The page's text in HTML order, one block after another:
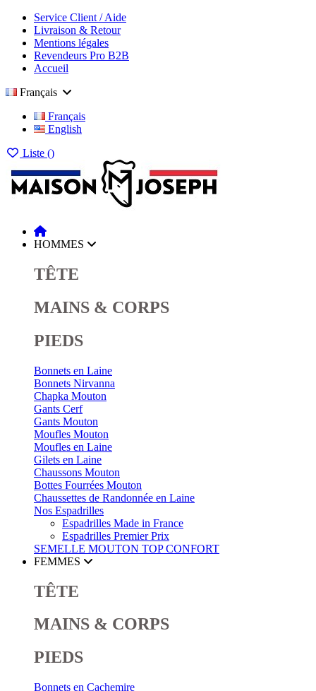
Service Client / Aide
Livraison & Retour
Mentions légales
Revendeurs Pro B2B
Accueil
Français
Français
English
Liste ()
HOMMES
TÊTE
MAINS & CORPS
PIEDS
Bonnets en Laine
Bonnets Nirvanna
Chapka Mouton
Gants Cerf
Gants Mouton
Moufles Mouton
Moufles en Laine
Gilets en Laine
Chaussons Mouton
Bottes Fourrées Mouton
Chaussettes de Randonnée en Laine
Nos Espadrilles
Espadrilles Made in France
Espadrilles Premier Prix
SEMELLE MOUTON TOP CONFORT
FEMMES
TÊTE
MAINS & CORPS
PIEDS
Bonnets en Cachemire